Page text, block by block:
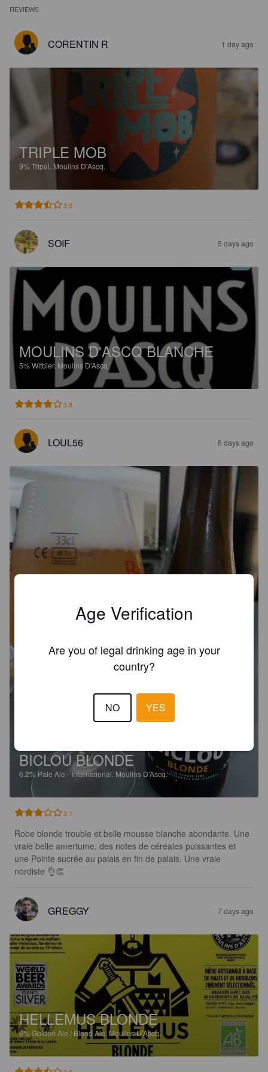
REVIEWS
CORENTIN R 1 day ago
TRIPLE MOB
9% Tripel. Moulins D'Ascq.
3.5
SOIF 5 days ago
MOULINS D'ASCQ BLANCHE
5%Witbier. Moulins D'Ascq.
3.8
LOUL56 6 days ago
BICLOU BLONDE
6.2% Pale Ale - International. Moulins D'Ascq.
3.1
Robe blonde trouble et belle mousse blanche abondante. Une
vraie belle amertume, des notes de céréales puissantes et
une Pointe sucrée au palais en fin de palais. Une vraie
nordiste 👌👏
GREGGY 7 days ago
HELLEMUS BLONDE
6%Golden Ale / Blond Ale. Moulins D'Ascq.
Age Verification
Are you of legal drinking age in your
country?
NO YES